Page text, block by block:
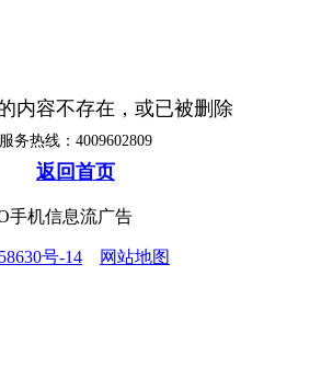
内容不存在，或已被删除
服务热线：4009602809
返回首页
手机信息流广告
号-14
网站地图